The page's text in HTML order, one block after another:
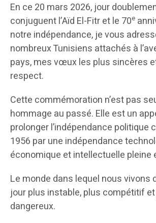
En ce 20 mars 2026, jour
conjuguent l’Aïd El-Fitr et le 70e
notre indépendance, je vous
nombreux Tunisiens attachés à
pays, mes vœux les plus sincères
respect.
Cette commémoration n’est pas
hommage au passé. Elle est un
prolonger l’indépendance politique
1956 par une indépendance
économique et intellectuelle pleine
Le monde dans lequel nous vivons
jour plus instable, plus compétitif
dangereux.